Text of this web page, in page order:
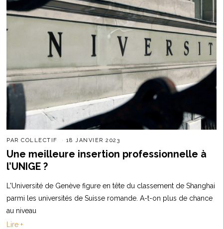
PARCOLLECTIF 18 JANVIER 2023
Une meilleure insertion professionnelle à
l’UNIGE ?
L'Université de Genève figure en tête du classement de Shanghai
parmi les universités de Suisse romande. A-t-on plus de chance
au niveau
Lire +